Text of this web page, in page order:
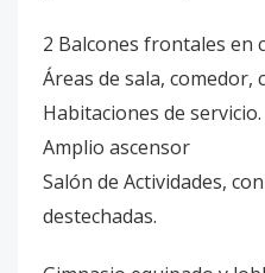
2 Balcones frontales en
Áreas de sala, comedor,
Habitaciones de servicio.
Amplio ascensor
Salón de Actividades,
destechadas.